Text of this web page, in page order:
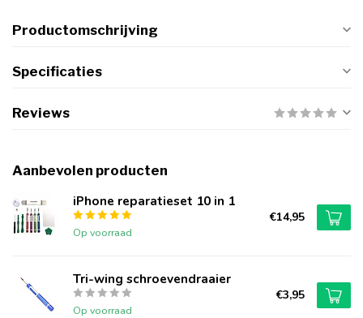
Productomschrijving
Specificaties
Reviews
Aanbevolen producten
iPhone reparatieset 10 in 1
Op voorraad
€14,95
Tri-wing schroevendraaier
Op voorraad
€3,95